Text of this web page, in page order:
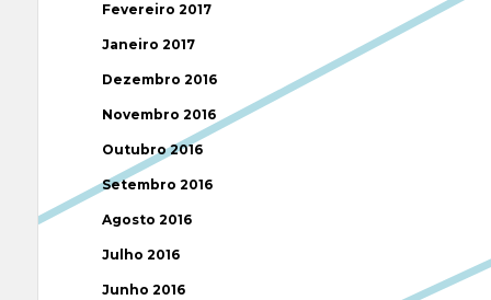
Fevereiro 2017
Janeiro 2017
Dezembro 2016
Novembro 2016
Outubro 2016
Setembro 2016
Agosto 2016
Julho 2016
Junho 2016